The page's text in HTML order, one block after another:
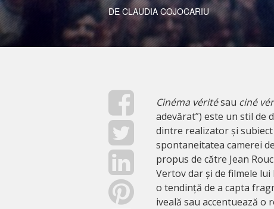
DE CLAUDIA COJOCARIU
Cinéma véritésau ciné
adevărat”) este un stil de
dintre realizator și
spontaneitatea camerei
propus de către Jean
Vertov dar și de filmele lui
o tendință de a capta
iveală sau accentuează o